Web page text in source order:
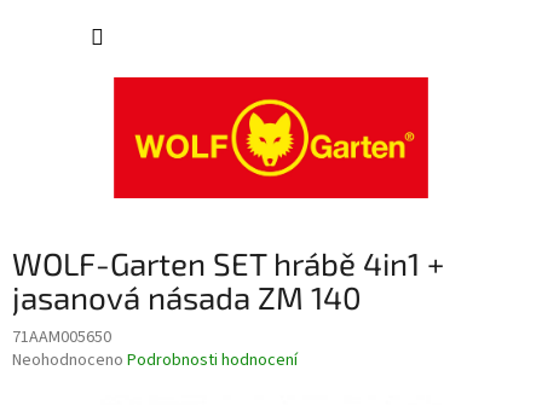
WOLF-Garten SET hrábě 4in1 +
jasanová násada ZM 140
71AAM005650
Průměrné
Neohodnoceno Podrobnosti hodnocení